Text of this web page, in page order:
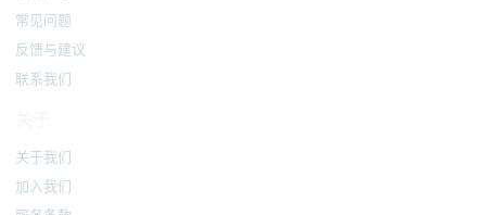
常见问题
反馈与建议
联系我们
关于我们
加入我们